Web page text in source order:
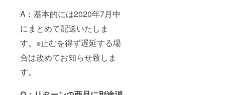
A：基本的には2020年7月中
にまとめて配送いたしま
す。※止むを得ず遅延する場
合は改めてお知らせ致しま
す。